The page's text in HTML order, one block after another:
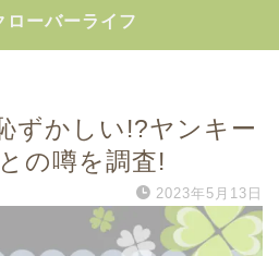
ローバーライフ
ずかしい!?ヤンキー
の噂を調査!
2023年5月13日